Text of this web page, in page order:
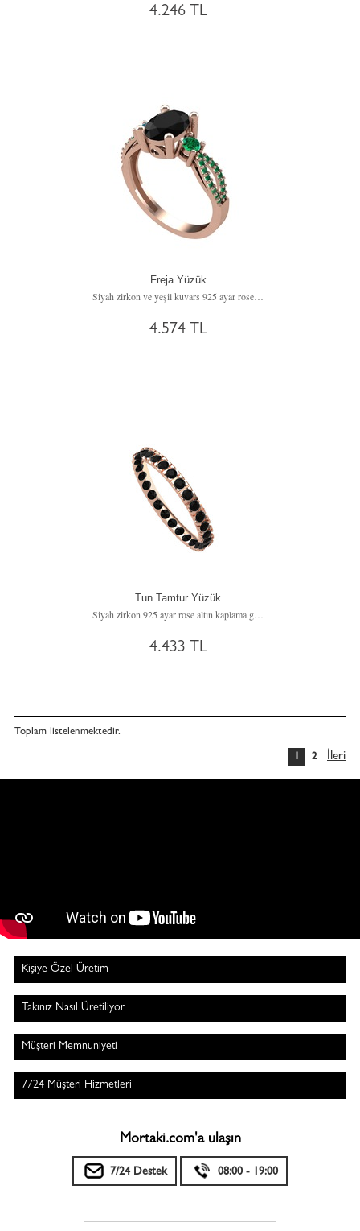
4.246 TL
Freja Yüzük
Siyah zirkon ve yeşil kuvars 925 ayar rose altın kaplama gümüş yüzük
4.574 TL
Tun Tamtur Yüzük
Siyah zirkon 925 ayar rose altın kaplama gümüş yüzük
4.433 TL
Toplam listelenmektedir.
İleri
1 2
Kişiye Özel Üretim
Takınız Nasıl Üretiliyor
Müşteri Memnuniyeti
7/24 Müşteri Hizmetleri
Mortaki.com'a ulaşın
7/24 Destek 08:00 - 19:00